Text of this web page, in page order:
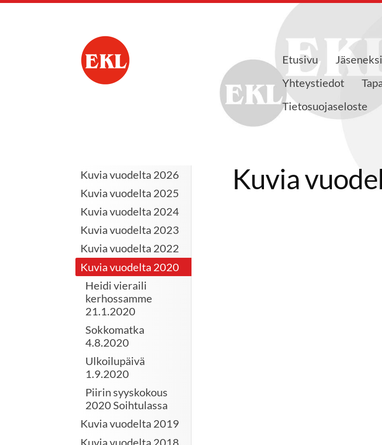
Kankaanpään Eläkkeensaajat ry
Etusivu Jäseneksi
Yhteystiedot
Tietosuojaseloste
Kuvia vuodelta 2026
Kuvia vuodelta 2025
Kuvia vuodelta 2024
Kuvia vuodelta 2023
Kuvia vuodelta 2022
Kuvia vuodelta 2020
Heidi vieraili
kerhossamme
21.1.2020
Sokkomatka
4.8.2020
Ulkoilupäivä
1.9.2020
Piirin syyskokous
2020 Soihtulassa
Kuvia vuodelta 2019
Kuvia vuodelta 2018
Kuvia